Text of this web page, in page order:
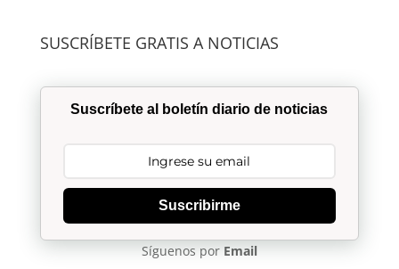
SUSCRÍBETE GRATIS A NOTICIAS
Suscríbete al boletín diario de noticias
Suscribirme
Síguenos por Email